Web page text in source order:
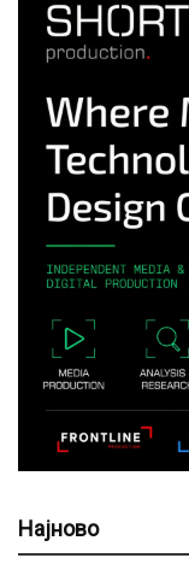
Најново